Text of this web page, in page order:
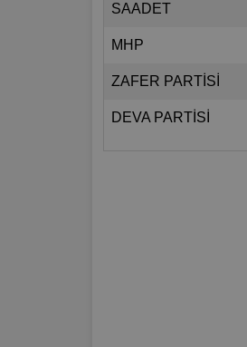
SAADET
MHP
ZAFER PARTİSİ
DEVA PARTİSİ